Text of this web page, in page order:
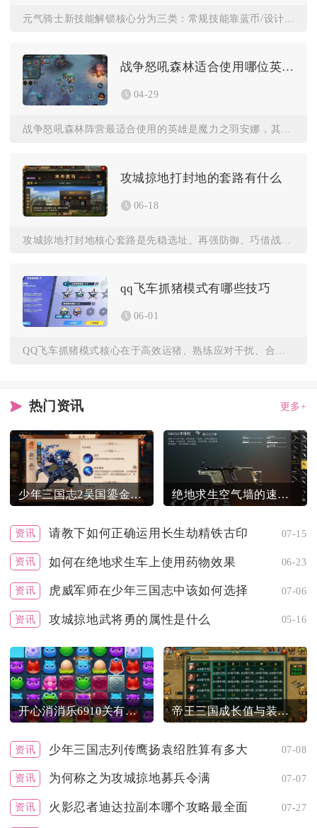
战争怒吼森林适合使用哪位英雄
04-29
战争怒吼森林阵营最适合使用的英雄是魔力之羽安娜，其次可搭配梦...
攻城掠地打封地的套路有什么
06-18
qq飞车抓猪模式有哪些技巧
06-01
QQ飞车抓猪模式核心在于高效运猪、熟练应对干扰、合理利用道具...
热门资讯 更多+
少年三国志2吴国鎏金阵容有什么特点 绝地求生空气墙的速度有多快
资讯 请教下如何正确运用长生劫精铁古印 07-15
资讯 如何在绝地求生车上使用药物效果 06-23
资讯 虎威军师在少年三国志中该如何选择 07-06
资讯 攻城掠地武将勇的属性是什么 05-16
开心消消乐6910关有什么技巧和策略 帝王三国成长值与装备有何联系
资讯 少年三国志列传鹰扬袁绍胜算有多大 07-08
资讯 为何称之为攻城掠地募兵令满 07-07
资讯 火影忍者迪达拉副本哪个攻略最全面 07-27